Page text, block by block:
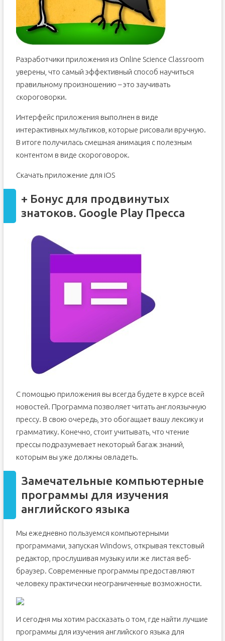
Разработчики приложения из Online Science Classroom
уверены, что самый эффективный способ научиться
правильному произношению – это заучивать
скороговорки.
Интерфейс приложения выполнен в виде
интерактивных мультиков, которые рисовали вручную.
В итоге получилась смешная анимация с полезным
контентом в виде скороговорок.
Скачать приложение для iOS
+ Бонус для продвинутых
знатоков. Google Play Пресса
С помощью приложения вы всегда будете в курсе всей
новостей. Программа позволяет читать англоязычную
прессу. В свою очередь, это обогащает вашу лексику и
грамматику. Конечно, стоит учитывать, что чтение
прессы подразумевает некоторый багаж знаний,
которым вы уже должны овладеть.
Замечательные компьютерные
программы для изучения
английского языка
Мы ежедневно пользуемся компьютерными
программами, запуская Windows, открывая текстовый
редактор, прослушивая музыку или же листая веб-
браузер. Современные программы предоставляют
человеку практически неограниченные возможности.
И сегодня мы хотим рассказать о том, где найти лучшие
программы для изучения английского языка для